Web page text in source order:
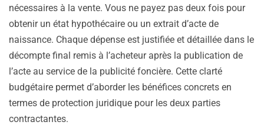
nécessaires à la vente. Vous ne payez pas deux fois pour
obtenir un état hypothécaire ou un extrait d’acte de
naissance. Chaque dépense est justifiée et détaillée dans le
décompte final remis à l’acheteur après la publication de
l’acte au service de la publicité foncière. Cette clarté
budgétaire permet d’aborder les bénéfices concrets en
termes de protection juridique pour les deux parties
contractantes.